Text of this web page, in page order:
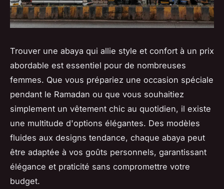
Trouver une abaya qui allie style et confort à un prix
abordable est essentiel pour de nombreuses
femmes. Que vous prépariez une occasion spéciale
pendant le Ramadan ou que vous souhaitiez
simplement un vêtement chic au quotidien, il existe
une multitude d'options élégantes. Des modèles
fluides aux designs tendance, chaque abaya peut
être adaptée à vos goûts personnels, garantissant
élégance et praticité sans compromettre votre
budget.